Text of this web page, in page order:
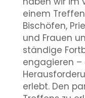
einem
Bischöfen,
und Frauen
ständige
engagieren –
erlebt. Den